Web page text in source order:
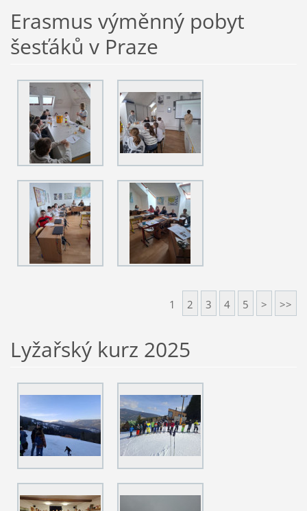
Erasmus výměnný pobyt
šesťáků v Praze
1 2 3 4 5 > >>
Lyžařský kurz 2025